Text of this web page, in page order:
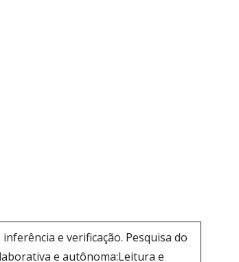
e verificação. Pesquisa do
e autônoma:Leitura e